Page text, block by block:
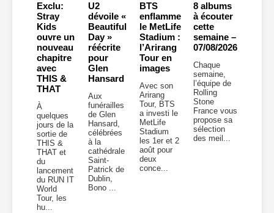
Exclu:
Stray
Kids
ouvre un
nouveau
chapitre
avec
THIS &
THAT
À
quelques
jours de la
sortie de
THIS &
THAT et
du
lancement
du RUN IT
World
Tour, les
hu...
U2
dévoile «
Beautiful
Day »
réécrite
pour
Glen
Hansard
Aux
funérailles
de Glen
Hansard,
célébrées
à la
cathédrale
Saint-
Patrick de
Dublin,
Bono ...
BTS
enflamme
le MetLife
Stadium :
l’Arirang
Tour en
images
Avec son
Arirang
Tour, BTS
a investi le
MetLife
Stadium
les 1er et 2
août pour
deux
conce...
8 albums
à écouter
cette
semaine –
07/08/2026
Chaque
semaine,
l’équipe de
Rolling
Stone
France vous
propose sa
sélection
des meil...